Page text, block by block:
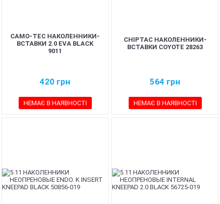
CAMO-TEC НАКОЛЕННИКИ-
ВСТАВКИ 2.0 EVA BLACK
9011
420 грн
НЕМАЄ В НАЯВНОСТІ
CHIPTAC НАКОЛЕННИКИ-
ВСТАВКИ COYOTE 28263
564 грн
НЕМАЄ В НАЯВНОСТІ